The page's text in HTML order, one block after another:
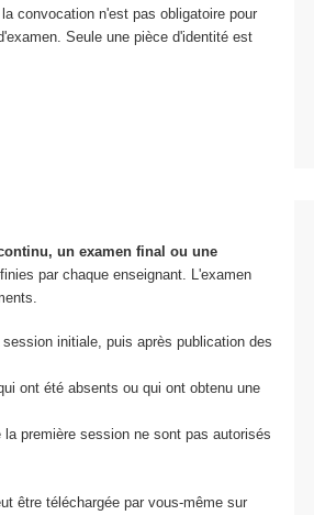
convocation n'est pas obligatoire pour
Seule une pièce d'identité est
un examen final ou une
par chaque enseignant. L'examen
initiale, puis après publication des
ont été absents ou qui ont obtenu une
première session ne sont pas autorisés
être téléchargée par vous-même sur